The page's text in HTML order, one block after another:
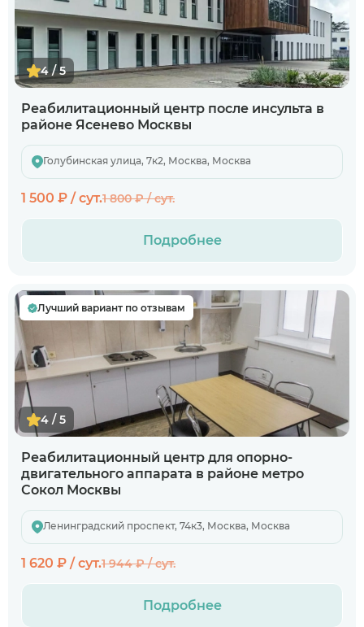
4 / 5
Реабилитационный центр после инсульта в
районе Ясенево Москвы
Голубинская улица, 7к2, Москва, Москва
1 500 ₽ / сут.1 800 ₽ / сут.
Подробнее
Лучший вариант по отзывам
4 / 5
Реабилитационный центр для опорно-
двигательного аппарата в районе метро
Сокол Москвы
Ленинградский проспект, 74к3, Москва, Москва
1 620 ₽ / сут.1 944 ₽ / сут.
Подробнее